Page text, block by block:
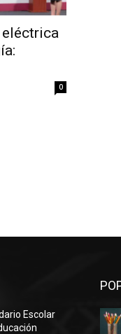
eléctrica
0
Escolar